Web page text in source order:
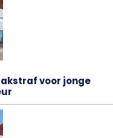
voor jonge